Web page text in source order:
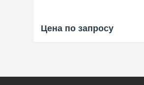
Цена по запросу